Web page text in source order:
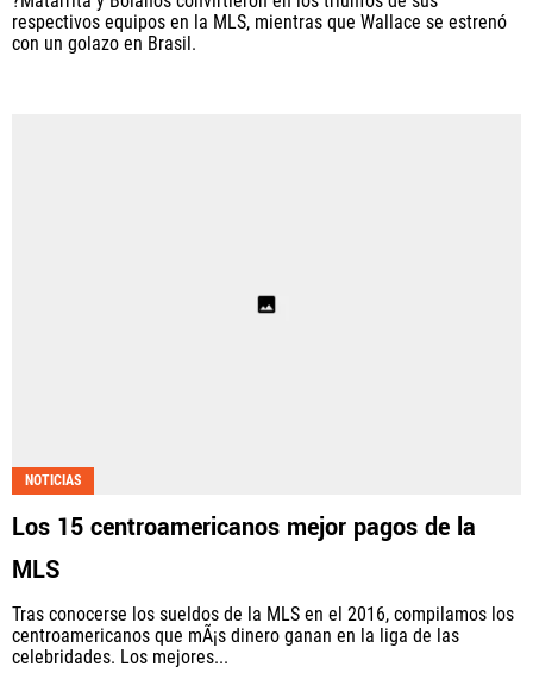
respectivos equipos en la MLS, mientras que Wallace se estrenó
con un golazo en Brasil.
NOTICIAS
Los 15 centroamericanos mejor pagos de la
MLS
Tras conocerse los sueldos de la MLS en el 2016, compilamos los
centroamericanos que mÃ¡s dinero ganan en la liga de las
celebridades. Los mejores...